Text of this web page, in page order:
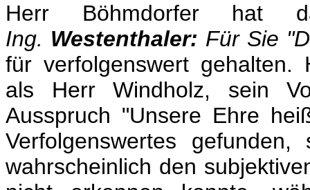
Herr Böhmdorfer
Ing. Westenthaler: Für Sie
für verfolgenswert gehalten.
als Herr Windholz, sein
Ausspruch "Unsere Ehre
Verfolgenswertes
wahrscheinlich den